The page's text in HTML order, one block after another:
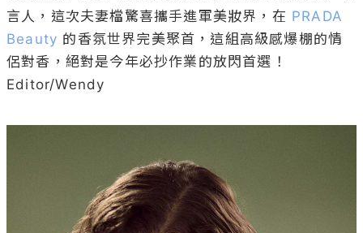
言人，這次夫妻檔驚喜攜手進軍美妝界，在 PRADA
Beauty 的香氛世界完美聚首，這組高級感爆棚的情
侶對香，絕對是今年必抄作業的放閃首選！
Editor/Wendy